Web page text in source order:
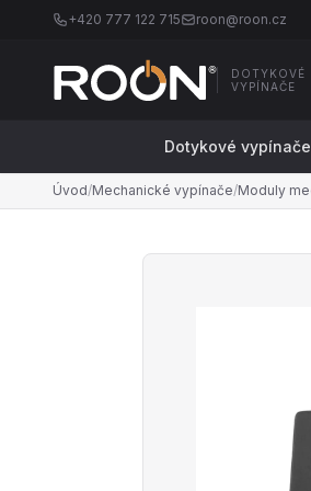
+420 777 122 715 roon@roon.cz
DOTYKOVÉ
VYPÍNAČE
Dotykové vypínače
Úvod/Mechanické vypínače/